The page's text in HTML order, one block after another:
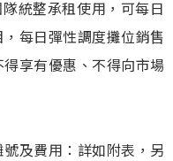
統整承租使用，可每日
每日彈性調度攤位銷售
享有優惠、不得向市場
號及費用：詳如附表，另